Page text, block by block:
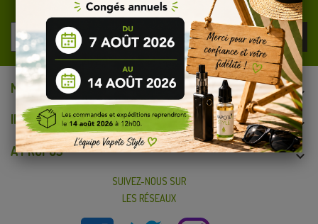
REJOIGNEZ NOTRE NEWSLETTER
MON COMPTE 
INFORMATIONS 
A PROPOS 
SUIVEZ-NOUS SUR
LES RÉSEAUX